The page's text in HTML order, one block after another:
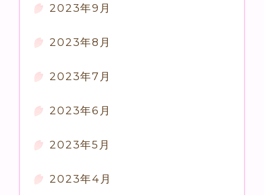
2023年9月
2023年8月
2023年7月
2023年6月
2023年5月
2023年4月